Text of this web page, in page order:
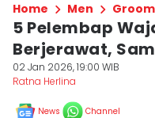
Home Men
5 Pelembap
Berjerawat,
02 Jan 2026, 19:00 WIB
Ratna Herlina
News Channel